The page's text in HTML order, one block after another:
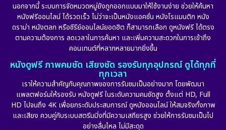
นอกจากนี้ ระบบการจัดหมวดหมู่ยังถูกออกแบบมาให้ใช้งานง่าย ช่วยให้ค้นหา
หนังฟรีออนไลน์ ได้รวดเร็ว ไม่ว่าจะเป็นหนังแอคชั่น หนังโรแมนติก หนัง
ดราม่า หนังตลก หรือซีรีย์ออนไลน์ยอดฮิต ก็สามารถเลือก ดูหนังฟรี ได้ตรง
ตามความต้องการ ลดเวลาในการค้นหา และเพิ่มความสะดวกในการเข้าถึง
คอนเทนต์ที่หลากหลายมากยิ่งขึ้น
หนังดูฟรี ภาพคมชัด เสียงชัด รองรับทุกอุปกรณ์ ดูได้ทุกที่
ทุกเวลา
เราให้ความสำคัญกับคุณภาพของการรับชมเป็นอย่างมาก โดยพัฒนา
แพลตฟอร์มให้รองรับ หนังดูฟรี ในระดับความคมชัดสูง ตั้งแต่ HD, Full
HD ไปจนถึง 4K เพื่อยกระดับประสบการณ์ ดูหนังออนไลน์ ให้สมจริงทั้งภาพ
และเสียง ควบคู่กับระบบสตรีมมิ่งที่มีความเสถียรสูง ช่วยให้การรับชมเป็นไป
อย่างลื่นไหล ไม่มีสะดุด